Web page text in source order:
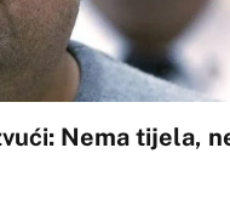
Nema tijela,